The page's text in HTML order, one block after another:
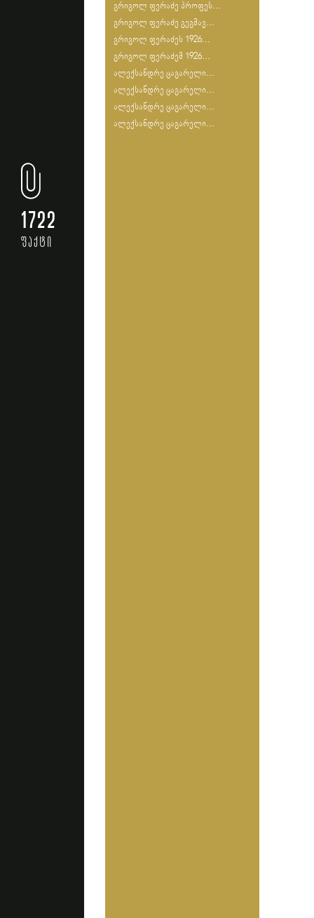
1722
ფაქტი
გრიგოლ ფერაძე პროფეს...
გრიგოლ ფერაძე გეგმავ...
გრიგოლ ფერაძეს 1926...
გრიგოლ ფერაძემ 1926...
ალექსანდრე ცაგარელი...
ალექსანდრე ცაგარელი...
ალექსანდრე ცაგარელი...
ალექსანდრე ცაგარელი...